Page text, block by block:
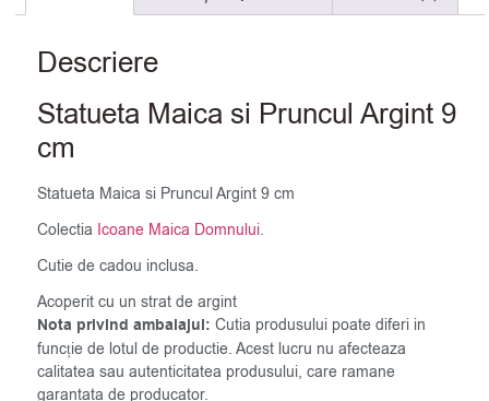
Descriere
Statueta Maica si Pruncul Argint 9
cm
Statueta Maica si Pruncul Argint 9 cm
Colectia Icoane Maica Domnului.
Cutie de cadou inclusa.
Acoperit cu un strat de argint
Nota privind ambalajul: Cutia produsului poate diferi in
funcție de lotul de productie. Acest lucru nu afecteaza
calitatea sau autenticitatea produsului, care ramane
garantata de producator.